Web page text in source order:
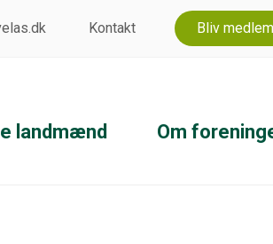
Kontakt Bliv medlem
landmænd Om